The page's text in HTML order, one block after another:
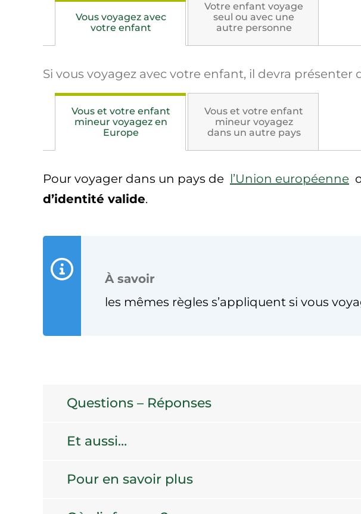
Vous voyagez avec
votre enfant
Votre enfant voyage
seul ou avec une
autre personne
Si vous voyagez avec votre enfant, il devra
Vous et votre enfant
mineur voyagez en
Europe
Vous et votre enfant
mineur voyagez
dans un autre pays
Pour voyager dans un pays de l’Union européenne
d’identité valide.
À savoir
les mêmes règles s’appliquent si vous
Questions – Réponses
Et aussi…
Pour en savoir plus